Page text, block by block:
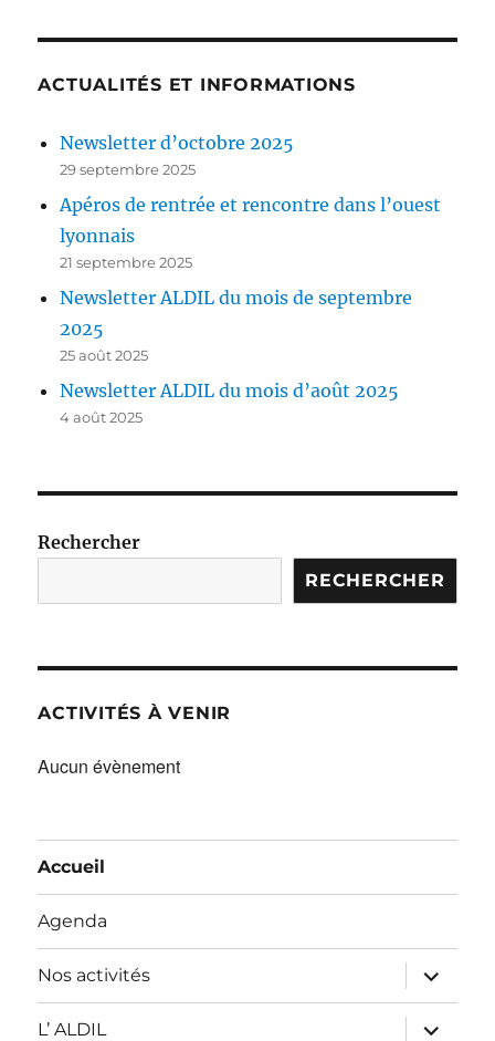
ACTUALITÉS ET INFORMATIONS
Newsletter d’octobre 2025
29 septembre 2025
Apéros de rentrée et rencontre dans l’ouest
lyonnais
21 septembre 2025
Newsletter ALDIL du mois de septembre
2025
25 août 2025
Newsletter ALDIL du mois d’août 2025
4 août 2025
Rechercher
RECHERCHER
ACTIVITÉS À VENIR
Aucun évènement
Accueil
Agenda
Nos activités
ouvrir
le
sous-
menu
L’ ALDIL
ouvrir